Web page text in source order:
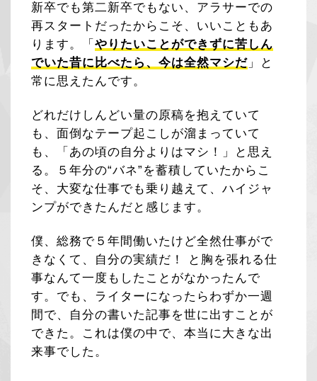
新卒でも第二新卒でもない、アラサーでの
再スタートだったからこそ、いいこともあ
ります。「やりたいことができずに苦しん
でいた昔に比べたら、今は全然マシだ 」と
常に思えたんです。
どれだけしんどい量の原稿を抱えていて
も、面倒なテープ起こしが溜まっていて
も、「あの頃の自分よりはマシ！」と思え
る。５年分の“バネ”を蓄積していたからこ
そ、大変な仕事でも乗り越えて、ハイジャ
ンプができたんだと感じます。
僕、総務で５年間働いたけど全然仕事がで
きなくて、自分の実績だ！ と胸を張れる仕
事なんて一度もしたことがなかったんで
す。でも、ライターになったらわずか一週
間で、自分の書いた記事を世に出すことが
できた。これは僕の中で、本当に大きな出
来事でした。